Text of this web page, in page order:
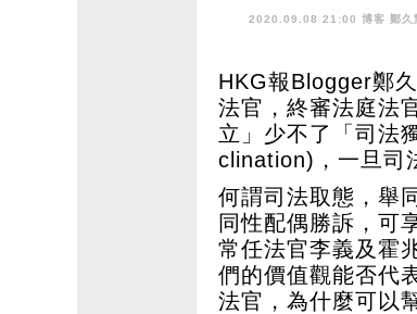
2020.09.08 21:00 博客 鄭久
HKG報Blogger鄭
法官，終審法庭法
立」少不了「司法
clination)，一旦司
何謂司法取態，舉
同性配偶勝訴，可
常任法官李義及霍
們的價值觀能否代
法官，為什麼可以